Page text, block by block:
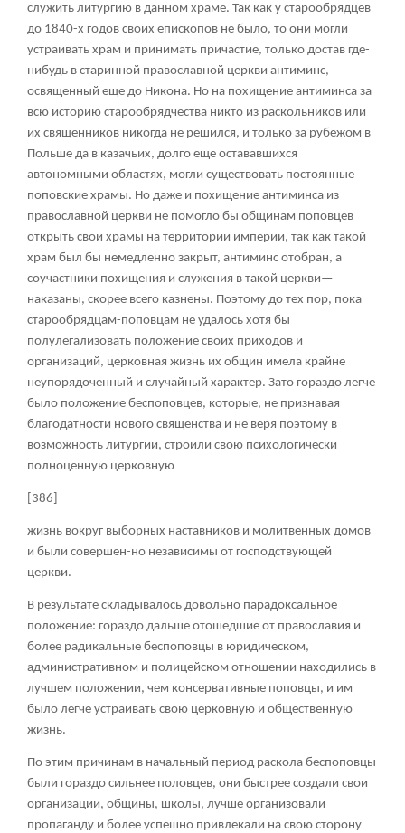
служить литургию в данном храме. Так как у старообрядцев
до 1840-х годов своих епископов не было, то они могли
устраивать храм и принимать причастие, только достав где-
нибудь в старинной православной церкви антиминс,
освященный еще до Никона. Но на похищение антиминса за
всю историю старообрядчества никто из раскольников или
их священников никогда не решился, и только за рубежом в
Польше да в казачьих, долго еще остававшихся
автономными областях, могли существовать постоянные
поповские храмы. Но даже и похищение антиминса из
православной церкви не помогло бы общинам поповцев
открыть свои храмы на территории империи, так как такой
храм был бы немедленно закрыт, антиминс отобран, а
соучастники похищения и служения в такой церкви—
наказаны, скорее всего казнены. Поэтому до тех пор, пока
старообрядцам-поповцам не удалось хотя бы
полулегализовать положение своих приходов и
организаций, церковная жизнь их общин имела крайне
неупорядоченный и случайный характер. Зато гораздо легче
было положение беспоповцев, которые, не признавая
благодатности нового священства и не веря поэтому в
возможность литургии, строили свою психологически
полноценную церковную
[386]
жизнь вокруг выборных наставников и молитвенных домов
и были совершен-но независимы от господствующей
церкви.
В результате складывалось довольно парадоксальное
положение: гораздо дальше отошедшие от православия и
более радикальные беспоповцы в юридическом,
административном и полицейском отношении находились в
лучшем положении, чем консервативные поповцы, и им
было легче устраивать свою церковную и общественную
жизнь.
По этим причинам в начальный период раскола беспоповцы
были гораздо сильнее половцев, они быстрее создали свои
организации, общины, школы, лучше организовали
пропаганду и более успешно привлекали на свою сторону